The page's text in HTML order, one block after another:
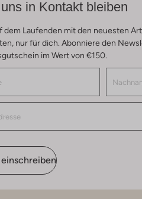
in Kontakt bleiben
dem Laufenden mit den neuesten
nur für dich. Abonniere den
im Wert von €150.